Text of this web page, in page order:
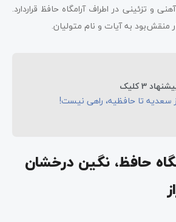
و تزئینی در اطراف آرامگاه حافظ قراردارد.
به آیات و نام متولیان.
3 کلیک
سعدیه تا حافظیه، راهی نیست!
حافظ، نگین درخشان